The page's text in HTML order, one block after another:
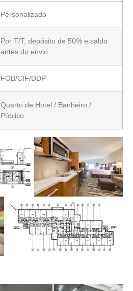
Personalizado
Por T/T, depósito de 50% e saldo
antes do envio
FOB/CIF/DDP
Quarto de Hotel / Banheiro /
Público